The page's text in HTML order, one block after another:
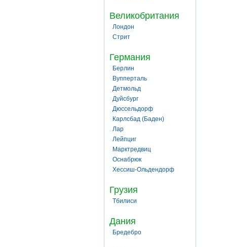
Великобритания
Лондон
Стрит
Германия
Берлин
Вупперталь
Детмольд
Дуйсбург
Дюссельдорф
Карлсбад (Баден)
Лар
Лейпциг
Марктредвиц
Оснабрюк
Хессиш-Ольдендорф
Грузия
Тбилиси
Дания
Бредебро